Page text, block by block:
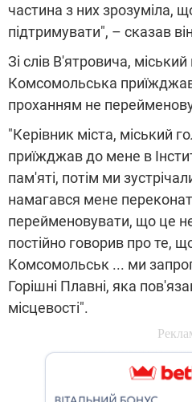
частина з них зрозуміла,
підтримувати", – сказав
Зі слів В'ятровича,
Комсомольська приїжджав
проханням не
"Керівник міста, міський
приїжджав до мене в
пам'яті, потім ми
намагався мене
перейменовувати, що це
постійно говорив про те,
Комсомольськ ... ми
Горішні Плавні, яка
місцевості".